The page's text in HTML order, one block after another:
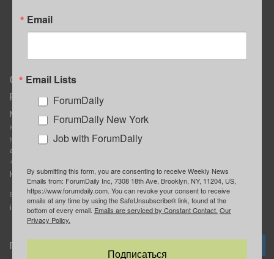
О нас
Реклама
MediaKit
Контактное лицо:
Марина Баранчук
ad@forumdaily.com
+1 347-604-1261
Наши рекламодатели
E-mail редакции:
info@forumdaily.com
Группа “ИЩУ СОВЕТА”
ForumDaily
Подписка
Email
Email Lists
ForumDaily
ForumDaily New York
Job with ForumDaily
By submitting this form, you are consenting to receive Weekly News
Emails from: ForumDaily Inc, 7308 18th Ave, Brooklyn, NY, 11204, US,
https://www.forumdaily.com. You can revoke your consent to receive
emails at any time by using the SafeUnsubscribe® link, found at the
bottom of every email. Emails are serviced by Constant Contact. Our
Privacy Policy.
Подписаться